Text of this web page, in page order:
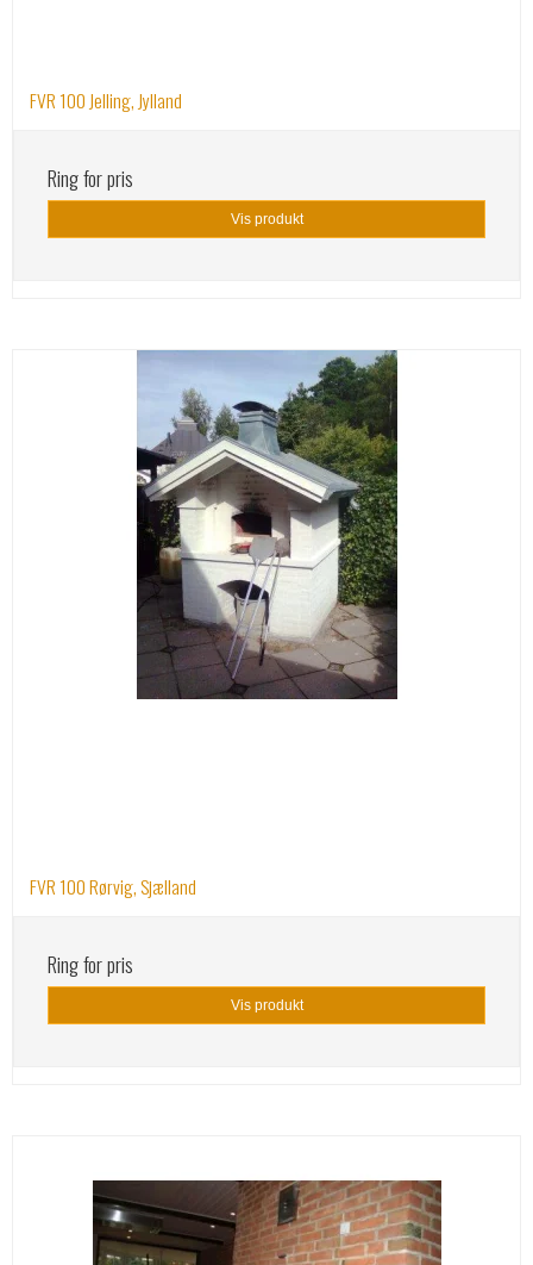
FVR 100 Jelling, Jylland
Ring for pris
Vis produkt
FVR 100 Rørvig, Sjælland
Ring for pris
Vis produkt